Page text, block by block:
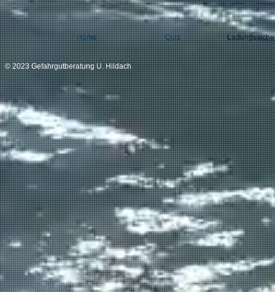
Home Quiz
© 2023 Gefahrgutberatung U. Hildach